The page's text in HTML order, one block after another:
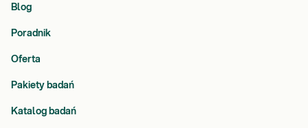
Blog
Poradnik
Oferta
Pakiety badań
Katalog badań